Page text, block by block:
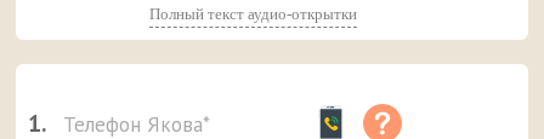
Полный текст аудио-открытки
1.